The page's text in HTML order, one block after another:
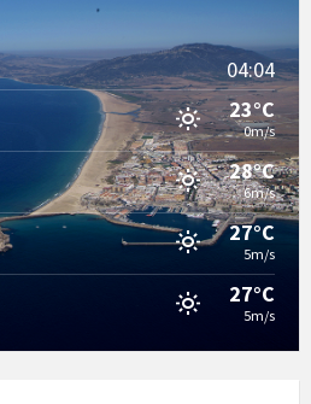
04:04
23°C
0m/s
28°C
6m/s
27°C
5m/s
27°C
5m/s